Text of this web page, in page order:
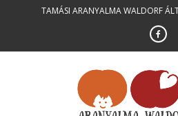
TAMÁSI ARANYALMA WALDORF